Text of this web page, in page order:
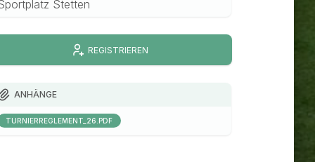
Stetten
REGISTRIEREN
ANHÄNGE
TURNIERREGLEMENT_26.PDF